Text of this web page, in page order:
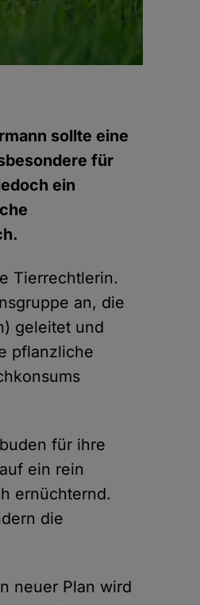
sollte eine
für
ein
Tierrechtlerin.
an, die
geleitet und
pflanzliche
für ihre
ein rein
ernüchternd.
die
neuer Plan wird